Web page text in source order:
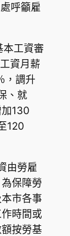
呼籲雇
本工資審
資月薪
，調升
、就
130
120
由勞雇
保障勞
市各事
時間或
按勞基